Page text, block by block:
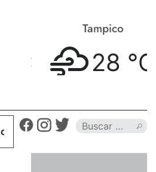
Tampico
28 ° C
muere calcinado